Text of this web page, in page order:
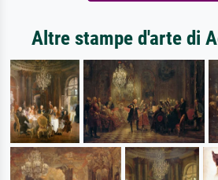
Altre stampe d'arte di